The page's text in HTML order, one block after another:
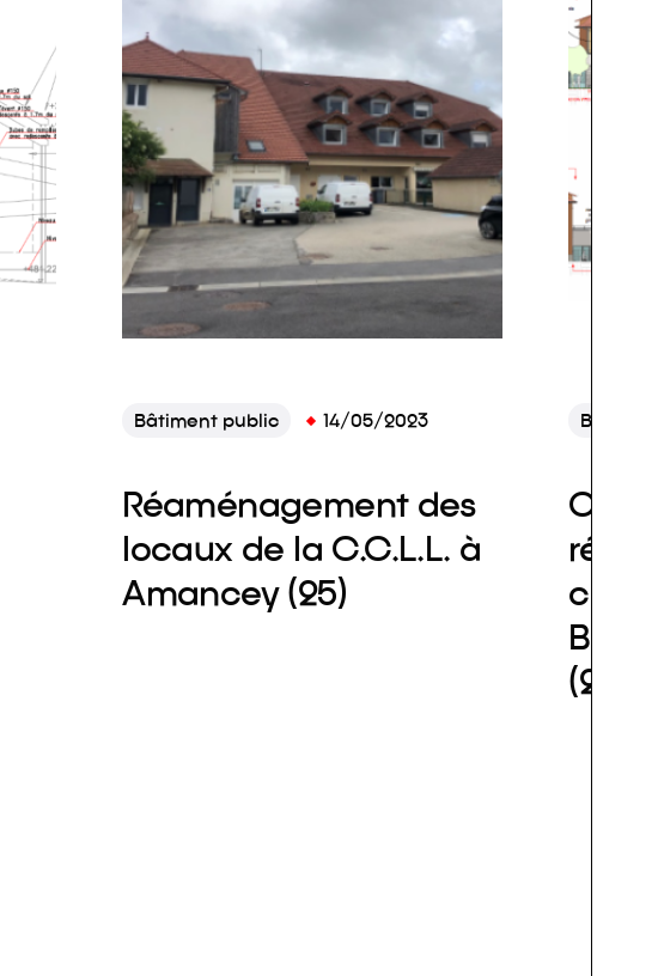
Bâtiment public 14/05/2023
Réaménagement des
locaux de la C.C.L.L. à
Amancey (25)
(25)